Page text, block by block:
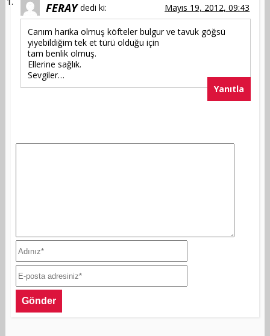
FERAY dedi ki: Mayıs 19, 2012, 09:43
Canım harika olmuş köfteler bulgur ve tavuk göğsü
yiyebildiğim tek et türü olduğu için
tam benlik olmuş.
Ellerine sağlık.
Sevgiler…
Yanıtla